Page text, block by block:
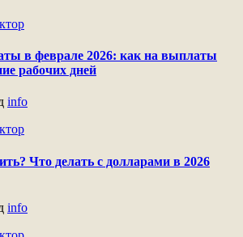
в феврале 2026: как на выплаты
рабочих дней
info
Что делать с долларами в 2026
info